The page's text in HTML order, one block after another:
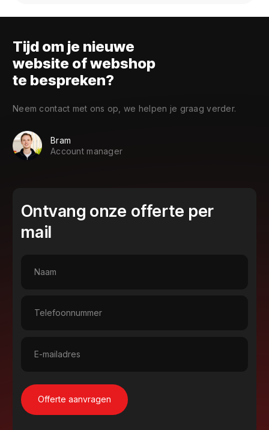
Tijd om je nieuwe
website of webshop
te bespreken?
Neem contact met ons op, we helpen je graag verder.
Bram
Account manager
Ontvang onze offerte per
mail